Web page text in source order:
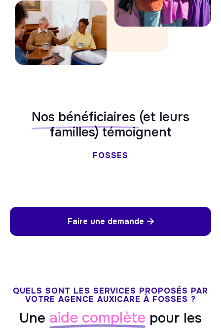
Nos bénéficiaires (et leurs
familles) témoignent
FOSSES
Faire une demande 
QUELS SONT LES SERVICES PROPOSÉS PAR
VOTRE AGENCE AUXICARE À FOSSES ?
Une aide complète pour les